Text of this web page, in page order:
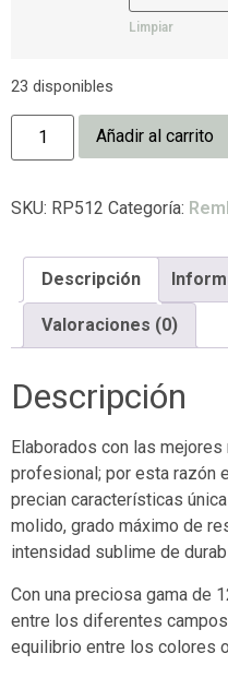
Limpiar
23 disponibles
Añadir al carrito
SKU: RP512 Categoría:
Descripción
Valoraciones (0)
Descripción
Elaborados con las
profesional; por esta razón
precian características
molido, grado máximo de
intensidad sublime de
Con una preciosa gama de
entre los diferentes
equilibrio entre los colores